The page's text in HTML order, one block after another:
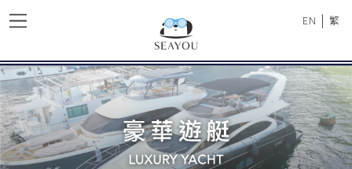
EN | 繁